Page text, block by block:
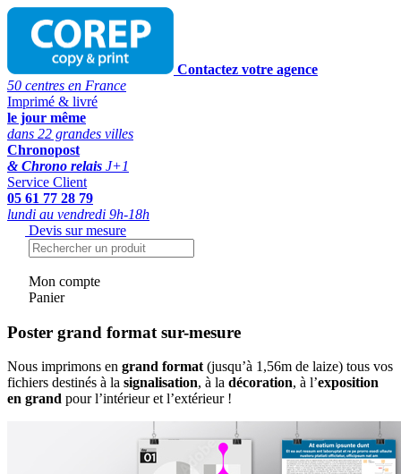
Contactez votre agence
50 centres en France
Imprimé & livré
le jour même
dans 22 grandes villes
Chronopost
& Chrono relais J+1
Service Client
05 61 77 28 79
lundi au vendredi 9h-18h
Devis sur mesure
Mon compte
Panier
Poster grand format sur-mesure
Nous imprimons en grand format(jusqu’à 1,56m de laize) tous vos
fichiers destinés à la signalisation, à la décoration, à l’exposition
en grand pour l’intérieur et l’extérieur !